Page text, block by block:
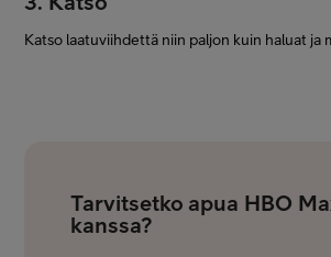
Katso laatuviihdettä niin paljon kuin haluat ja
Tarvitsetko apua HBO
kanssa?